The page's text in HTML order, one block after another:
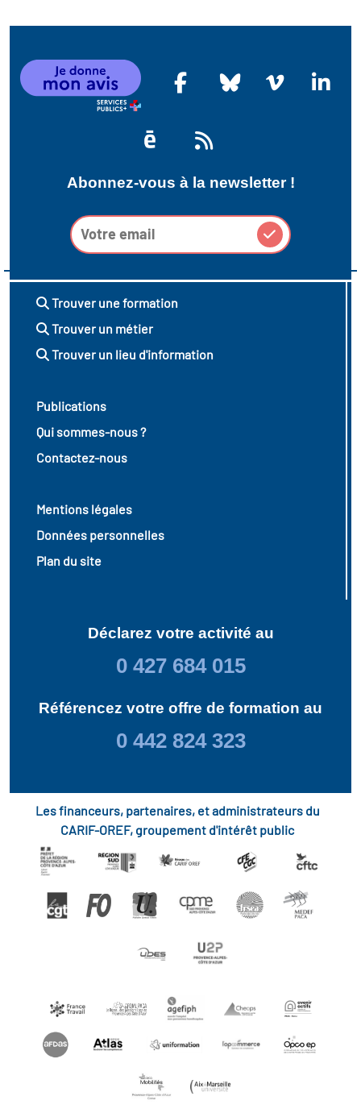
des secteurs
(en
construction)
Abonnez-vous à la newsletter !
Trouver une formation
Trouver un métier
Trouver un lieu d'information
Publications
Qui sommes-nous ?
Contactez-nous
Mentions légales
Données personnelles
Plan du site
Déclarez votre activité au
0 427 684 015
Référencez votre offre de formation au
0 442 824 323
Les financeurs, partenaires, et administrateurs du
CARIF-OREF, groupement d'intérêt public